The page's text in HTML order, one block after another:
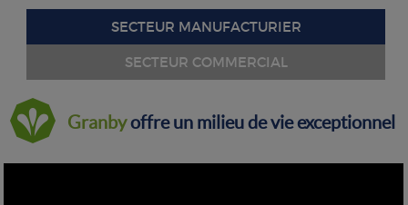
SECTEUR MANUFACTURIER
SECTEUR COMMERCIAL
Granbyoffre un milieu de vie exceptionnel